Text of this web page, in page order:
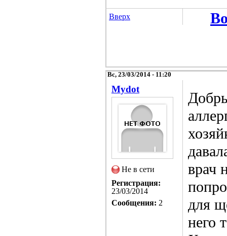
Вверх
Вс, 23/03/2014 - 11:20
Mydot
Не в сети
Регистрация:
23/03/2014
Сообщения: 2
врач
для
него